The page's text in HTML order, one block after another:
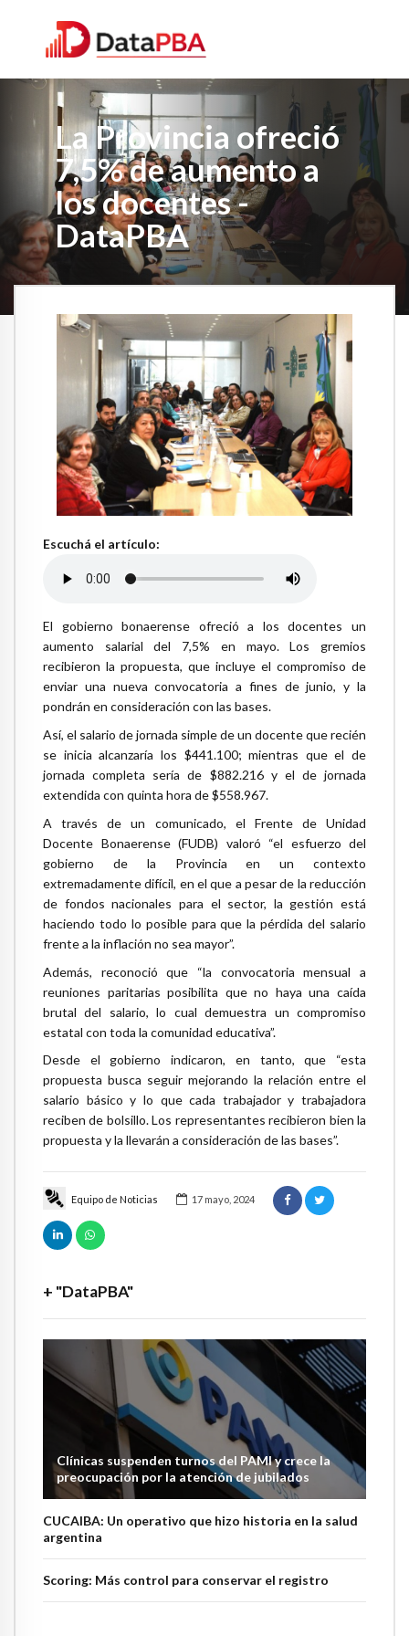
La Provincia ofreció
7,5% de aumento a
los docentes -
DataPBA
Equipo de Noticias 17 mayo, 2024
+ "DataPBA"
Clínicas suspenden turnos del PAMI y crece la
preocupación por la atención de jubilados
CUCAIBA: Un operativo que hizo historia en la salud
argentina
Scoring: Más control para conservar el registro
Escuchá el artículo:
El gobierno bonaerense ofreció a los docentes un
aumento salarial del 7,5% en mayo. Los gremios
recibieron la propuesta, que incluye el compromiso de
enviar una nueva convocatoria a fines de junio, y la
pondrán en consideración con las bases.
Así, el salario de jornada simple de un docente que recién
se inicia alcanzaría los $441.100; mientras que el de
jornada completa sería de $882.216 y el de jornada
extendida con quinta hora de $558.967.
A través de un comunicado, el Frente de Unidad
Docente Bonaerense (FUDB) valoró “el esfuerzo del
gobierno de la Provincia en un contexto
extremadamente difícil, en el que a pesar de la reducción
de fondos nacionales para el sector, la gestión está
haciendo todo lo posible para que la pérdida del salario
frente a la inflación no sea mayor”.
Además, reconoció que “la convocatoria mensual a
reuniones paritarias posibilita que no haya una caída
brutal del salario, lo cual demuestra un compromiso
estatal con toda la comunidad educativa”.
Desde el gobierno indicaron, en tanto, que “esta
propuesta busca seguir mejorando la relación entre el
salario básico y lo que cada trabajador y trabajadora
reciben de bolsillo. Los representantes recibieron bien la
propuesta y la llevarán a consideración de las bases”.